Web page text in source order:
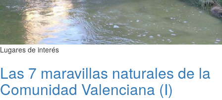
Lugares de interés
Las 7 maravillas naturales de la
Comunidad Valenciana (I)